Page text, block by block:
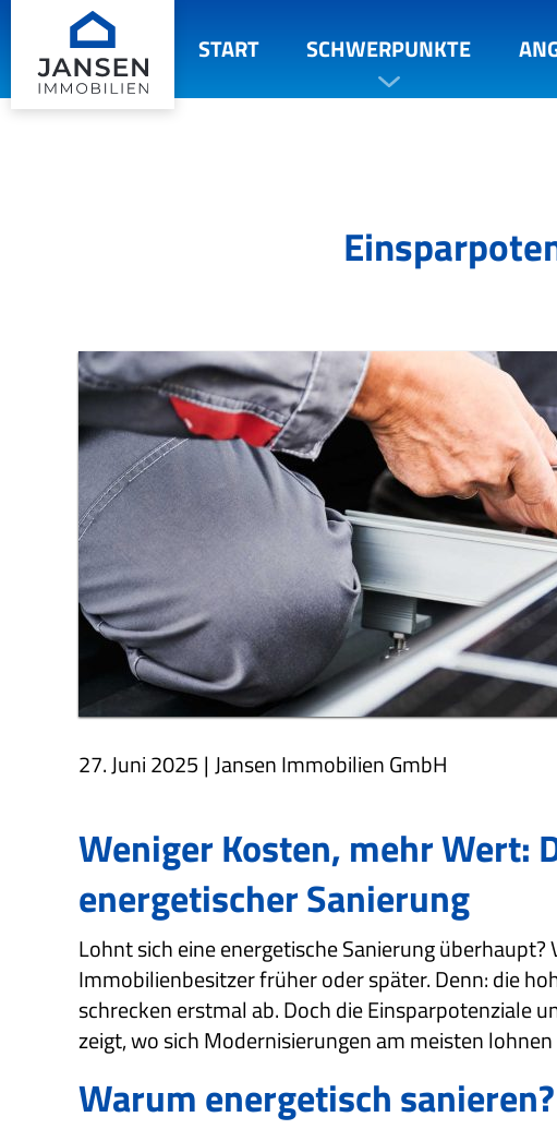
START SCHWERPUNKTE
27. Juni 2025 | Jansen Immobilien GmbH
Weniger Kosten, mehr Wert:
energetischer Sanierung
Lohnt sich eine energetische Sanierung
Immobilienbesitzer früher oder später. Denn: die
schrecken erstmal ab. Doch die Einsparpotenziale
zeigt, wo sich Modernisierungen am meisten
Warum energetisch sanieren?